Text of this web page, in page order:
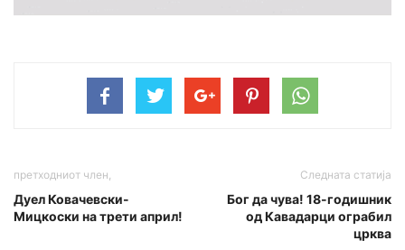
претходниот член,
Дуел Ковачевски-
Мицкоски на трети април!
Следната статија
Бог да чува! 18-годишник
од Кавадарци ограбил
црква